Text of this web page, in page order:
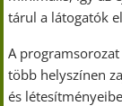
tárul a látogatók
A
több helyszínen
és